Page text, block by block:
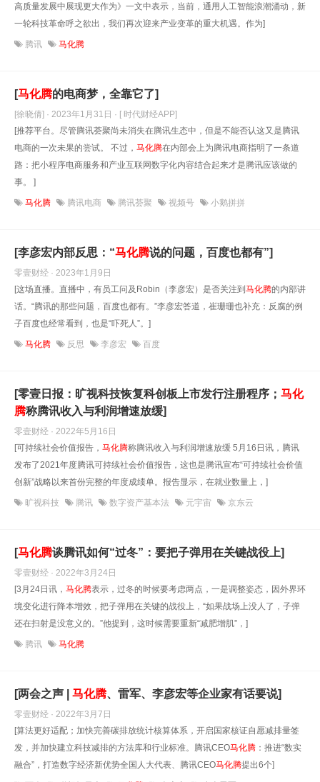
高质量发展中展现更大作为》一文中表示，当前，通用人工智能浪潮涌动，新
一轮科技革命呼之欲出，我们再次迎来产业变革的重大机遇。作为]
腾讯 马化腾
[马化腾的电商梦，全靠它了]
[徐晓倩] · 2023年1月31日 · [ 时代财经APP]
[推荐平台。尽管腾讯荟聚尚未消失在腾讯生态中，但是不能否认这又是腾讯
电商的一次未果的尝试。 不过， 马化腾在内部会上为腾讯电商指明了一条道
路：把小程序电商服务和产业互联网数字化内容结合起来才是腾讯应该做的
事。 ]
马化腾 腾讯电商 腾讯荟聚 视频号 小鹅拼拼
[李彦宏内部反思：“马化腾说的问题，百度也都有”]
零壹财经 · 2023年1月9日
[这场直播。直播中，有员工问及Robin（李彦宏）是否关注到马化腾的内部讲
话。“腾讯的那些问题，百度也都有。”李彦宏答道，崔珊珊也补充：反腐的例
子百度也经常看到，也是“吓死人”。]
马化腾 反思 李彦宏 百度
[零壹日报：旷视科技恢复科创板上市发行注册程序； 马化
腾称腾讯收入与利润增速放缓]
零壹财经 · 2022年5月16日
[可持续社会价值报告， 马化腾称腾讯收入与利润增速放缓 5月16日讯，腾讯
发布了2021年度腾讯可持续社会价值报告，这也是腾讯宣布“可持续社会价值
创新”战略以来首份完整的年度成绩单。报告显示，在就业数量上，]
旷视科技 腾讯 数字资产基本法 元宇宙 京东云
[马化腾谈腾讯如何“过冬”：要把子弹用在关键战役上]
零壹财经 · 2022年3月24日
[3月24日讯， 马化腾表示，过冬的时候要考虑两点，一是调整姿态，因外界环
境变化进行降本增效，把子弹用在关键的战役上，“如果战场上没人了，子弹
还在扫射是没意义的。”他提到，这时候需要重新“减肥增肌”，]
腾讯 马化腾
[两会之声 | 马化腾、雷军、李彦宏等企业家有话要说]
零壹财经 · 2022年3月7日
[算法更好适配；加快完善碳排放统计核算体系，开启国家核证自愿减排量签
发，并加快建立科技减排的方法库和行业标准。腾讯CEO马化腾 ：推进“数实
融合”，打造数字经济新优势全国人大代表、腾讯CEO马化腾提出6个]